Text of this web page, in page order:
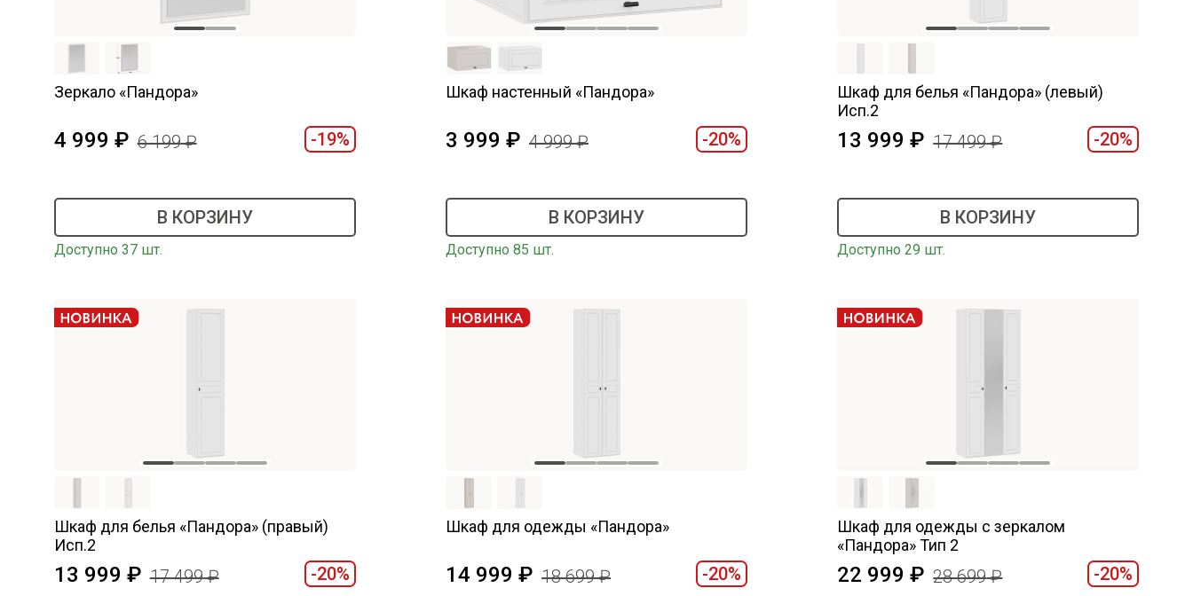
Зеркало «Пандора»
4 999 6 199 -19%
В КОРЗИНУ
Доступно 37 шт.
Шкаф настенный «Пандора»
3 999 4 999 -20%
В КОРЗИНУ
Доступно 85 шт.
Шкаф для белья «Пандора» (левый)
Исп.2
13 999 17 499 -20%
В КОРЗИНУ
Доступно 29 шт.
Шкаф для белья «Пандора» (правый)
Исп.2
13 999 17 499 -20%
Шкаф для одежды «Пандора»
14 999 18 699 -20%
Шкаф для одежды с зеркалом
«Пандора» Тип 2
22 999 28 699 -20%